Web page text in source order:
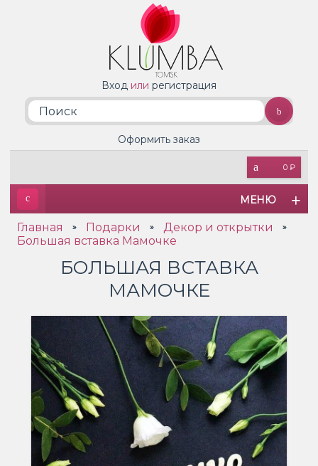
Вход или регистрация
0 ₽
Оформить заказ
МЕНЮ
Главная » Подарки » Декор и открытки »
Большая вставка Мамочке
БОЛЬШАЯ ВСТАВКА
МАМОЧКЕ